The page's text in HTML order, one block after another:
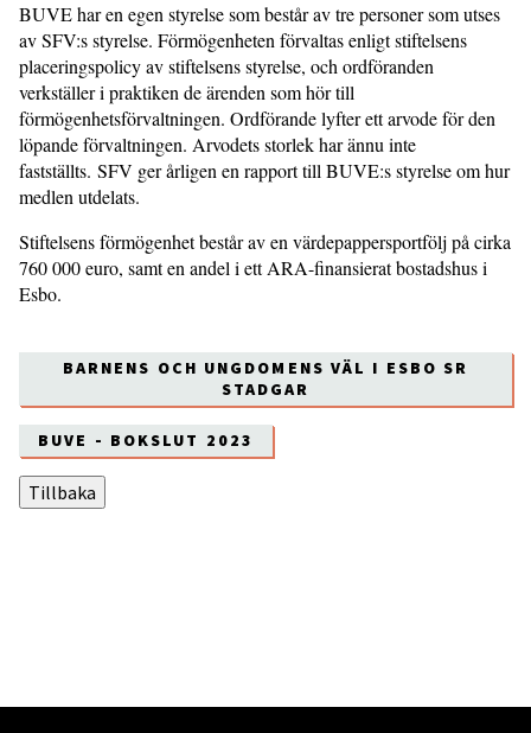
BUVE har en egen styrelse som består av tre personer som utses
av SFV:s styrelse. Förmögenheten förvaltas enligt stiftelsens
placeringspolicy av stiftelsens styrelse, och ordföranden
verkställer i praktiken de ärenden som hör till
förmögenhetsförvaltningen. Ordförande lyfter ett arvode för den
löpande förvaltningen. Arvodets storlek har ännu inte
fastställts. SFV ger årligen en rapport till BUVE:s styrelse om hur
medlen utdelats.
Stiftelsens förmögenhet består av en värdepappersportfölj på cirka
760 000 euro, samt en andel i ett ARA-finansierat bostadshus i
Esbo.
BARNENS OCH UNGDOMENS VÄL I ESBO SR
STADGAR
BUVE - BOKSLUT 2023
Tillbaka